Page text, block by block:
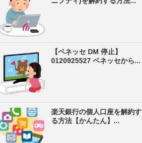
【ベネッセ DM 停止】
0120925527 ベネッセから...
楽天銀行の個人口座を解約す
る方法【かんたん】...